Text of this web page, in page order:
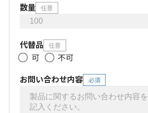
数量 任意
代替品 任意
可
不可
お問い合わせ内容
必須